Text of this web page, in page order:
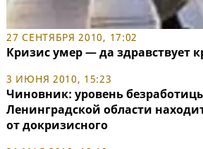
27 СЕНТЯБРЯ 2010, 17:02
Кризис умер — да здравствует
3 ИЮНЯ 2010, 15:23
Чиновник: уровень
Ленинградской области
от докризисного